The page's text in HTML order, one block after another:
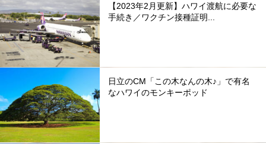
【2023年2月更新】ハワイ渡航に必要な
手続き／ワクチン接種証明...
日立のCM「この木なんの木♪」で有名
なハワイのモンキーポッド